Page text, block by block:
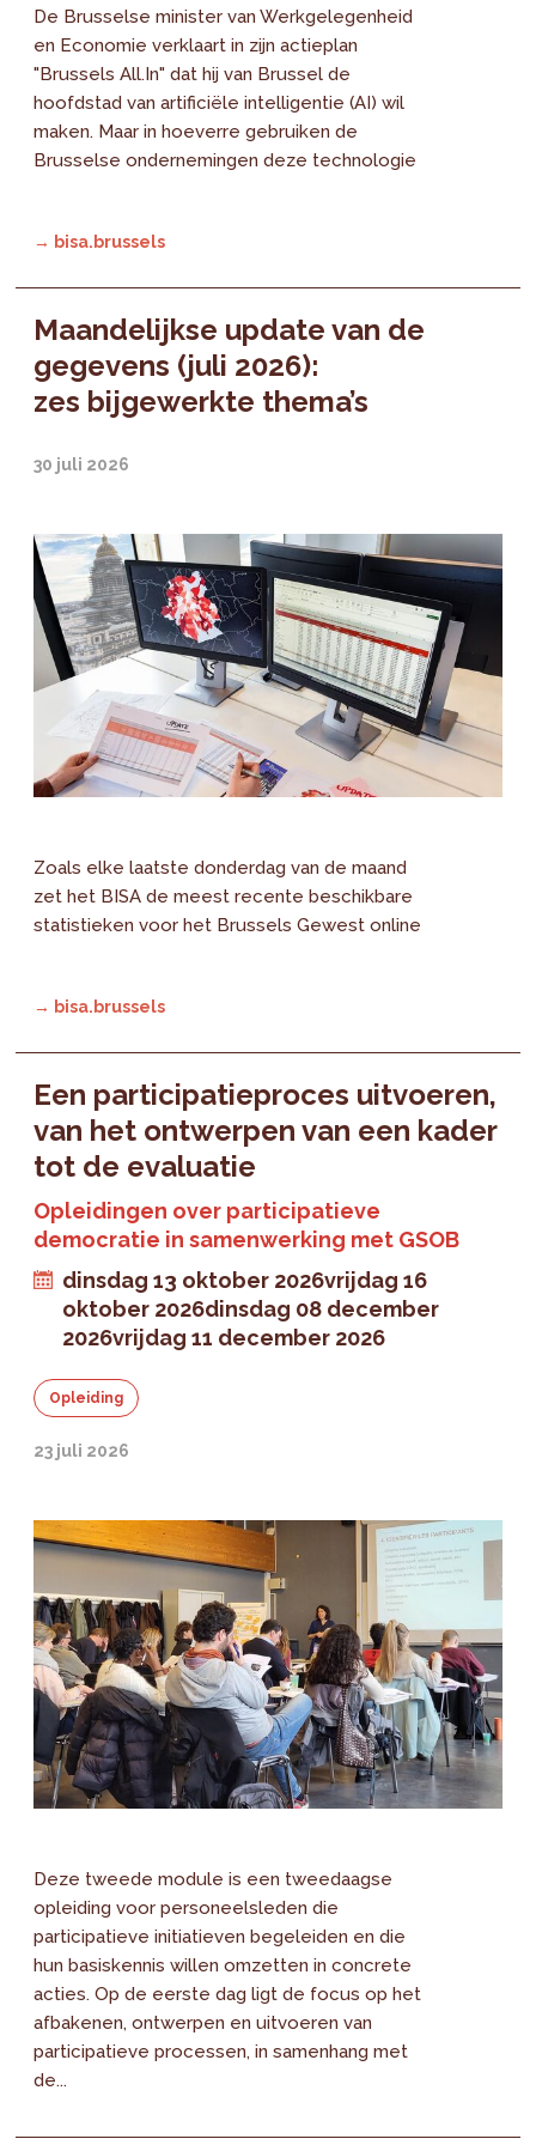
De Brusselse minister van Werkgelegenheid
en Economie verklaart in zijn actieplan
"Brussels All.In" dat hij van Brussel de
hoofdstad van artificiële intelligentie (AI) wil
maken. Maar in hoeverre gebruiken de
Brusselse ondernemingen deze technologie
→ bisa.brussels
Maandelijkse update van de
gegevens (juli 2026):
zes bijgewerkte thema’s
30 juli 2026
Zoals elke laatste donderdag van de maand
zet het BISA de meest recente beschikbare
statistieken voor het Brussels Gewest online
→ bisa.brussels
Een participatieproces uitvoeren,
van het ontwerpen van een kader
tot de evaluatie
Opleidingen over participatieve
democratie in samenwerking met GSOB
dinsdag 13 oktober 2026vrijdag 16
oktober 2026dinsdag 08 december
2026vrijdag 11 december 2026
Opleiding
23 juli 2026
Deze tweede module is een tweedaagse
opleiding voor personeelsleden die
participatieve initiatieven begeleiden en die
hun basiskennis willen omzetten in concrete
acties. Op de eerste dag ligt de focus op het
afbakenen, ontwerpen en uitvoeren van
participatieve processen, in samenhang met
de...